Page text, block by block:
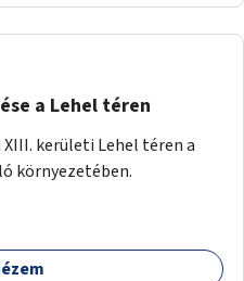
a Lehel téren
kerületi Lehel téren a
környezetében.